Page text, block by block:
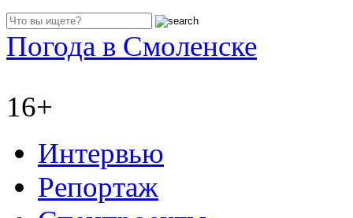
Погода в Смоленске
16+
Интервью
Репортаж